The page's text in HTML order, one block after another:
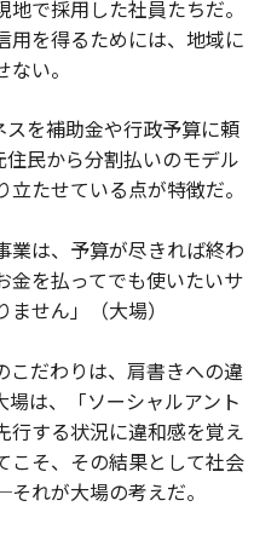
で採用した社員たちだ。
用を得るためには、地域に
い。
を補助金や行政予算に頼
民から分割払いのモデル
たせている点が特徴だ。
業は、予算が尽きれば終わ
金を払ってでも使いたいサ
せん」（大場）
こだわりは、肩書きへの違
は、「ソーシャルアント
行する状況に違和感を覚え
こそ、その結果として社会
れが大場の考えだ。